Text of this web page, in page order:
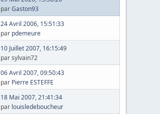
parGaston93
24 Avril 2006, 15:51:33
par pdemeure
10 Juillet 2007, 16:15:49
par sylvain72
06 Avril 2007, 09:50:43
par Pierre ESTEFFE
18 Mai 2007, 21:41:34
par louisledeboucheur